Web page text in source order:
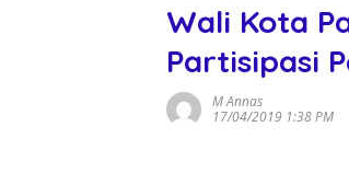
Wali Kota
Partisipasi
M Annas
17/04/2019 1:38 PM